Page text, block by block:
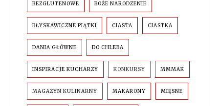
BEZGLUTENOWE BOŻE NARODZENIE
BŁYSKAWICZNE PIĄTKI CIASTA CIASTKA
DANIA GŁÓWNE DO CHLEBA
INSPIRACJE KUCHARZY KONKURSY MMMAK
MAGAZYN KULINARNY MAKARONY MIĘSNE